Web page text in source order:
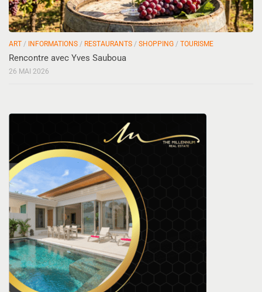
ART / INFORMATIONS / RESTAURANTS / SHOPPING / TOURISME
Rencontre avec Yves Sauboua
26 MAI 2026